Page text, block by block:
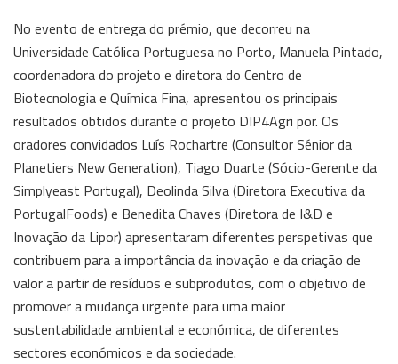
No evento de entrega do prémio, que decorreu na
Universidade Católica Portuguesa no Porto, Manuela Pintado,
coordenadora do projeto e diretora do Centro de
Biotecnologia e Química Fina, apresentou os principais
resultados obtidos durante o projeto DIP4Agri por. Os
oradores convidados Luís Rochartre (Consultor Sénior da
Planetiers New Generation), Tiago Duarte (Sócio-Gerente da
Simplyeast Portugal), Deolinda Silva (Diretora Executiva da
PortugalFoods) e Benedita Chaves (Diretora de I&D e
Inovação da Lipor) apresentaram diferentes perspetivas que
contribuem para a importância da inovação e da criação de
valor a partir de resíduos e subprodutos, com o objetivo de
promover a mudança urgente para uma maior
sustentabilidade ambiental e económica, de diferentes
sectores económicos e da sociedade.